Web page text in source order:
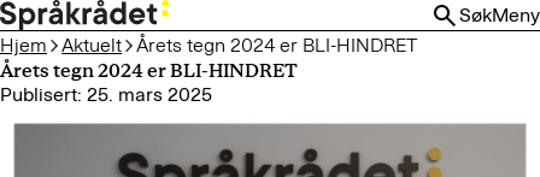
HOPP
TIL
HOVEDINNHOLD
SøkMeny
Hjem
Aktuelt
Årets tegn 2024 er BLI-HINDRET
Årets tegn 2024 er BLI-HINDRET
Publisert: 25. mars 2025